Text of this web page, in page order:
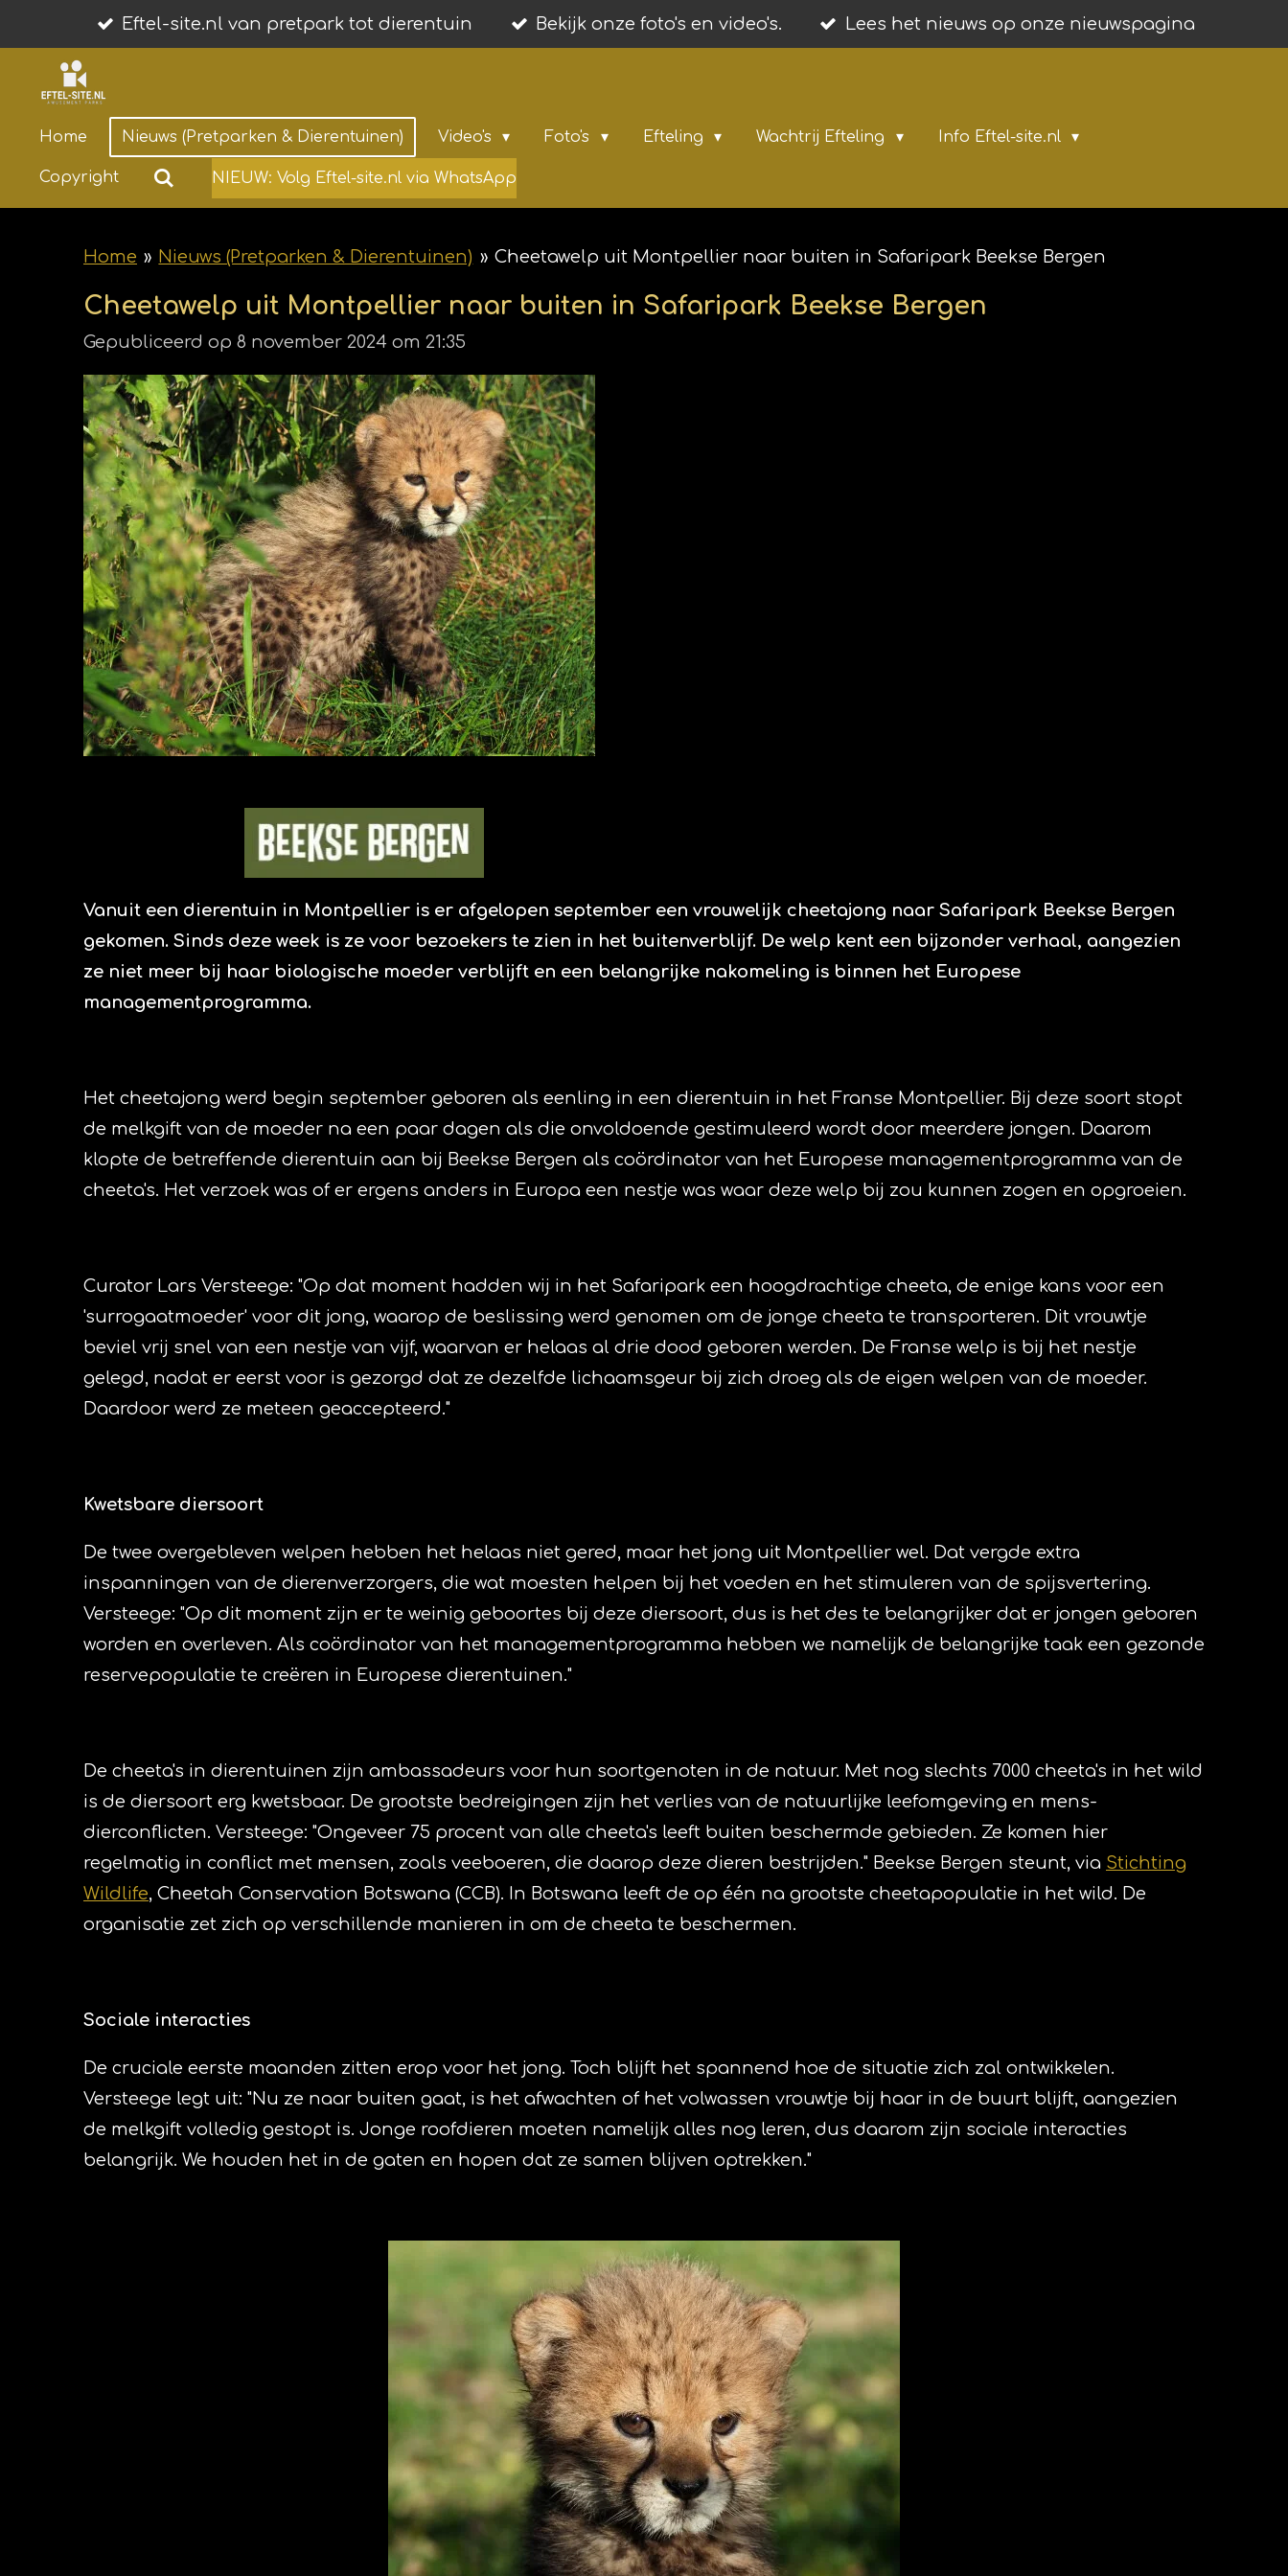
hoofdinhoud
Eftel-site.nl van pretpark tot dierentuin Bekijk onze foto's en video's. Lees het nieuws op onze nieuwspagina
Home Nieuws (Pretparken & Dierentuinen) Video's Foto's Efteling Wachtrij Efteling Info Eftel-site.nl
Copyright NIEUW: Volg Eftel-site.nl via WhatsApp
Home » Nieuws (Pretparken & Dierentuinen) » Cheetawelp uit Montpellier naar buiten in Safaripark Beekse Bergen
Cheetawelp uit Montpellier naar buiten in Safaripark Beekse Bergen
Gepubliceerd op 8 november 2024 om 21:35
Vanuit een dierentuin in Montpellier is er afgelopen september een vrouwelijk cheetajong naar Safaripark Beekse Bergen
gekomen. Sinds deze week is ze voor bezoekers te zien in het buitenverblijf. De welp kent een bijzonder verhaal, aangezien
ze niet meer bij haar biologische moeder verblijft en een belangrijke nakomeling is binnen het Europese
managementprogramma.
Het cheetajong werd begin september geboren als eenling in een dierentuin in het Franse Montpellier. Bij deze soort stopt
de melkgift van de moeder na een paar dagen als die onvoldoende gestimuleerd wordt door meerdere jongen. Daarom
klopte de betreffende dierentuin aan bij Beekse Bergen als coördinator van het Europese managementprogramma van de
cheeta's. Het verzoek was of er ergens anders in Europa een nestje was waar deze welp bij zou kunnen zogen en opgroeien.
Curator Lars Versteege: "Op dat moment hadden wij in het Safaripark een hoogdrachtige cheeta, de enige kans voor een
'surrogaatmoeder' voor dit jong, waarop de beslissing werd genomen om de jonge cheeta te transporteren. Dit vrouwtje
beviel vrij snel van een nestje van vijf, waarvan er helaas al drie dood geboren werden. De Franse welp is bij het nestje
gelegd, nadat er eerst voor is gezorgd dat ze dezelfde lichaamsgeur bij zich droeg als de eigen welpen van de moeder.
Daardoor werd ze meteen geaccepteerd."
Kwetsbare diersoort
De twee overgebleven welpen hebben het helaas niet gered, maar het jong uit Montpellier wel. Dat vergde extra
inspanningen van de dierenverzorgers, die wat moesten helpen bij het voeden en het stimuleren van de spijsvertering.
Versteege: "Op dit moment zijn er te weinig geboortes bij deze diersoort, dus is het des te belangrijker dat er jongen geboren
worden en overleven. Als coördinator van het managementprogramma hebben we namelijk de belangrijke taak een gezonde
reservepopulatie te creëren in Europese dierentuinen."
De cheeta's in dierentuinen zijn ambassadeurs voor hun soortgenoten in de natuur. Met nog slechts 7000 cheeta's in het wild
is de diersoort erg kwetsbaar. De grootste bedreigingen zijn het verlies van de natuurlijke leefomgeving en mens-
dierconflicten. Versteege: "Ongeveer 75 procent van alle cheeta's leeft buiten beschermde gebieden. Ze komen hier
regelmatig in conflict met mensen, zoals veeboeren, die daarop deze dieren bestrijden." Beekse Bergen steunt, via Stichting
Wildlife, Cheetah Conservation Botswana (CCB). In Botswana leeft de op één na grootste cheetapopulatie in het wild. De
organisatie zet zich op verschillende manieren in om de cheeta te beschermen.
Sociale interacties
De cruciale eerste maanden zitten erop voor het jong. Toch blijft het spannend hoe de situatie zich zal ontwikkelen.
Versteege legt uit: "Nu ze naar buiten gaat, is het afwachten of het volwassen vrouwtje bij haar in de buurt blijft, aangezien
de melkgift volledig gestopt is. Jonge roofdieren moeten namelijk alles nog leren, dus daarom zijn sociale interacties
belangrijk. We houden het in de gaten en hopen dat ze samen blijven optrekken."